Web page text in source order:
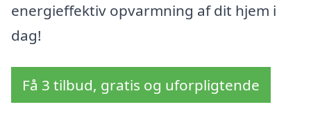
energieffektiv opvarmning af dit hjem i
dag!
Få 3 tilbud, gratis og uforpligtende